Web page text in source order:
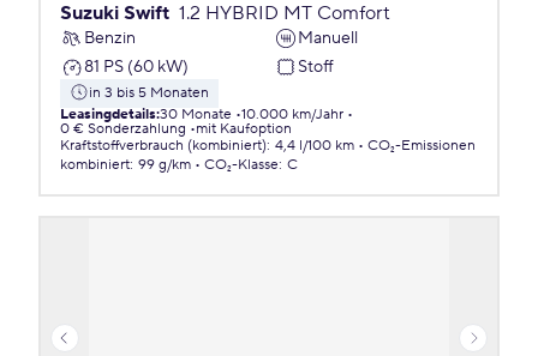
Suzuki Swift 1.2 HYBRID MT Comfort
Benzin
Manuell
81 PS (60 kW)
Stoff
in 3 bis 5 Monaten
Leasingdetails:30 Monate 10.000 km/Jahr
0 € Sonderzahlung
mit Kaufoption
Kraftstoffverbrauch (kombiniert): 4,4 l/100 km
CO₂-Emissionen
kombiniert: 99 g/km CO₂-Klasse: C